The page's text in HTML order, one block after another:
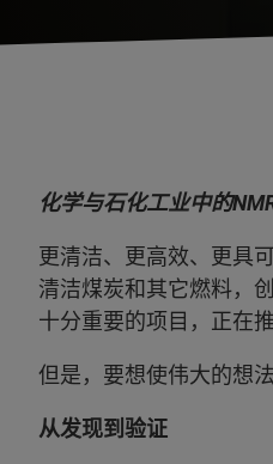
化学与石化工业中的
更清洁、更高效、更具
清洁煤炭和其它燃料，
十分重要的项目，正在
但是，要想使伟大的想
从发现到验证